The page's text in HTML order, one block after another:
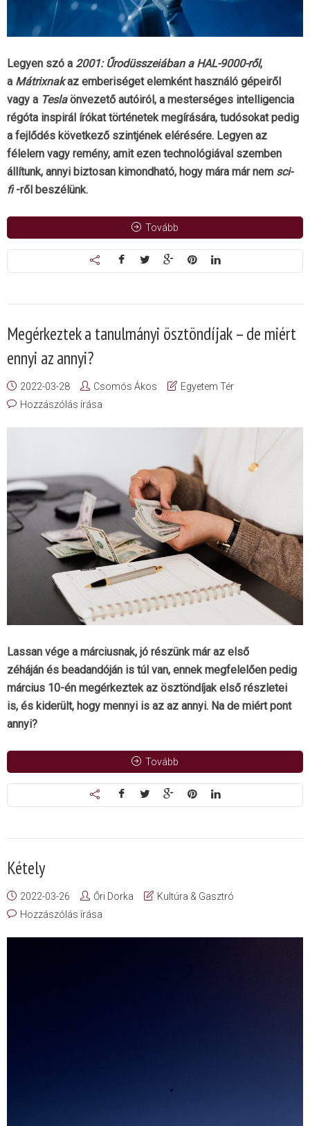
Legyen szó a 2001: Űrodüsszeiában a HAL-9000-ről,
a Mátrixnakaz emberiséget elemként használó gépeiről
vagy a Teslaönvezető autóiról, a mesterséges intelligencia
régóta inspirál írókat történetek megírására, tudósokat pedig
a fejlődés következő szintjének elérésére. Legyen az
félelem vagy remény, amit ezen technológiával szemben
állítunk, annyi biztosan kimondható, hogy mára már nem sci-
fi-ről beszélünk.
Tovább
Megérkeztek a tanulmányi ösztöndíjak – de miért
ennyi az annyi?
2022-03-28 Csomós Ákos
Egyetem Tér
Hozzászólás írása
Lassan vége a márciusnak, jó részünk már az első
zéháján és beadandóján is túl van, ennek megfelelően pedig
március 10-én megérkeztek az ösztöndíjak első részletei
is, és kiderült, hogy mennyi is az az annyi. Na de miért pont
annyi?
Tovább
Kétely
2022-03-26 Őri Dorka
Kultúra & Gasztró
Hozzászólás írása